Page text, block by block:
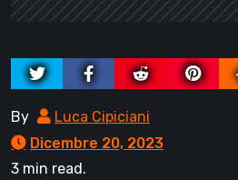
By
Luca Cipiciani
Dicembre 20, 2023
3 min read.